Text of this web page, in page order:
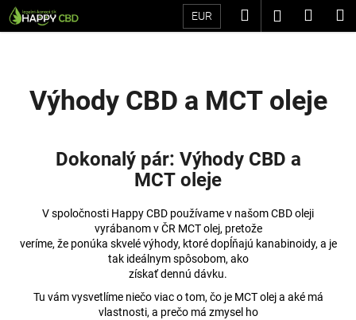
Prejsť
na
EUR Hľadať
Výhody CBD a MCT oleje
Dokonalý pár: Výhody CBD a
MCT oleje
V spoločnosti Happy CBD používame v našom CBD oleji
vyrábanom v ČR MCT olej, pretože
veríme, že ponúka skvelé výhody, ktoré dopĺňajú kanabinoidy, a je
tak ideálnym spôsobom, ako
získať dennú dávku.
Tu vám vysvetlíme niečo viac o tom, čo je MCT olej a aké má
vlastnosti, a prečo má zmysel ho
K
o
u